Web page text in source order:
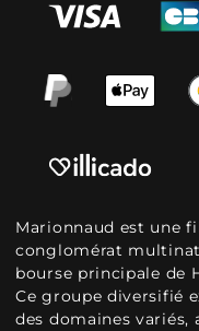
Marionnaud est une
conglomérat
bourse principale de
Ce groupe diversifié
des domaines variés,